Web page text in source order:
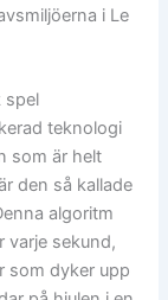
i Le
spel
teknologi
som är helt
den så kallade
algoritm
varje sekund,
som dyker upp